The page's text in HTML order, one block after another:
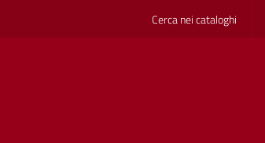
Cerca nei cataloghi